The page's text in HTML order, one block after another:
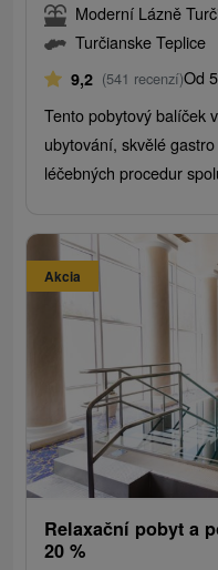
Moderní Lázně
Turčianske Teplice
9,2 (541 recenzí)Od
Tento pobytový balíček
ubytování, skvělé
léčebných procedur
Akcia
Relaxační pobyt a
20 %